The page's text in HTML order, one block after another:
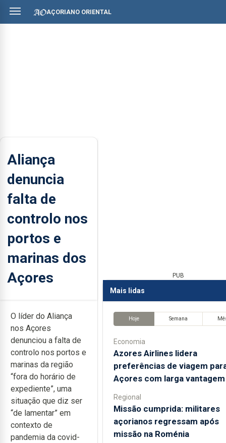
AÇORIANO ORIENTAL
Aliança
denuncia
falta de
controlo nos
portos e
marinas dos
Açores
O líder do Aliança
nos Açores
denunciou a falta de
controlo nos portos e
marinas da região
“fora do horário de
expediente”, uma
situação que diz ser
“de lamentar” em
contexto de
pandemia da covid-
PUB
Mais lidas
Hoje Semana
Economia
Azores Airlines lidera
preferências de viagem
Açores com larga vantagem
Regional
Missão cumprida: militares
açorianos regressam após
missão na Roménia